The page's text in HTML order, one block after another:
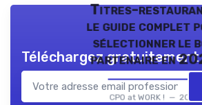
Titres-
le guide complet
sélectionner le
partenaire en
CPO at WORK ! — 2026
Téléchargez gratuitement